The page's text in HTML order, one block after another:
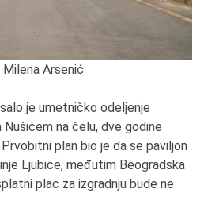
Arsenić
je umetničko odeljenje
na čelu, dve godine
plan bio je da se paviljon
Ljubice, međutim Beogradska
plac za izgradnju bude ne